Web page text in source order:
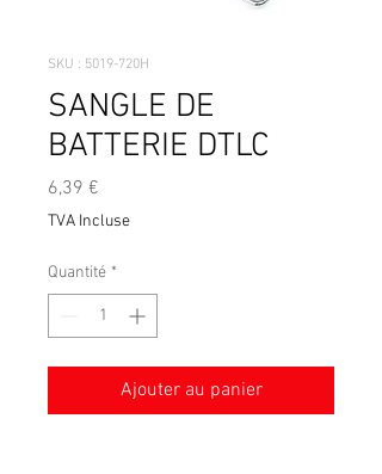
SKU : 5019-720H
SANGLE DE
BATTERIE DTLC
6,39 €
TVA Incluse
Quantité *
Ajouter au panier